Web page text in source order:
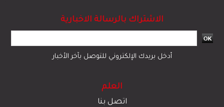
الاشتراك بالرسالة الاخبارية
أدخل بريدك الإلكتروني للتوصل بآخر الأخبار
العلم
اتصل بنا